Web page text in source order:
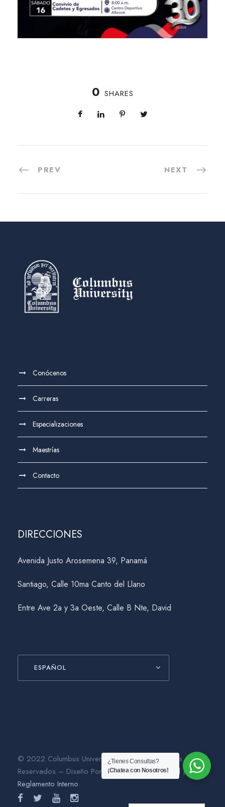
0 SHARES
PREV NEXT
Conócenos
Carreras
Especializaciones
Maestrías
Contacto
DIRECCIONES
Avenida Justo Arosemena 39, Panamá
Santiago, Calle 10ma Canto del Llano
Entre Ave 2a y 3a Oeste, Calle B Nte, David
ESPAÑOL
© 2022 Columbus University. Todos los Derechos
Reservados – Diseño Por Gráfico Agencia Digital |
Reglamento Interno
¿Tienes Consultas?
¡Chatea con Nosotros!